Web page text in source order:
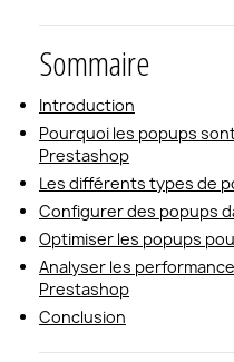
Sommaire
Introduction
Pourquoi les popups
Prestashop
Les différents types de
Configurer des popups
Optimiser les popups
Analyser les
Prestashop
Conclusion